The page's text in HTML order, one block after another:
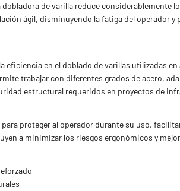
de varilla reduce
ágil, disminuyendo la fatiga del operador
eficiencia en el doblado de varillas utilizadas
trabajar con diferentes grados de acero,
estructural requeridos en proyectos de
proteger al operador durante su uso,
a minimizar los riesgos ergonómicos y